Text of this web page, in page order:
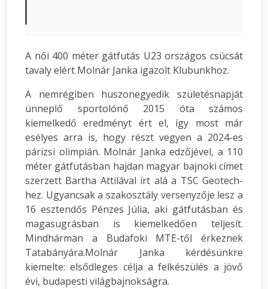
A női 400 méter gátfutás U23 országos csúcsát
tavaly elért Molnár Janka igazolt Klubunkhoz.
A nemrégiben huszonegyedik születésnapját
ünneplő sportolónő 2015 óta számos
kiemelkedő eredményt ért el, így most már
esélyes arra is, hogy részt vegyen a 2024-es
párizsi olimpián. Molnár Janka edzőjével, a 110
méter gátfutásban hajdan magyar bajnoki címet
szerzett Bartha Attilával írt alá a TSC Geotech-
hez. Ugyancsak a szakosztály versenyzője lesz a
16 esztendős Pénzes Júlia, aki gátfutásban és
magasugrásban is kiemelkedően teljesít.
Mindhárman a Budafoki MTE-től érkeznek
Tatabányára.Molnár Janka kérdésünkre
kiemelte: elsődleges célja a felkészülés a jövő
évi, budapesti világbajnokságra.